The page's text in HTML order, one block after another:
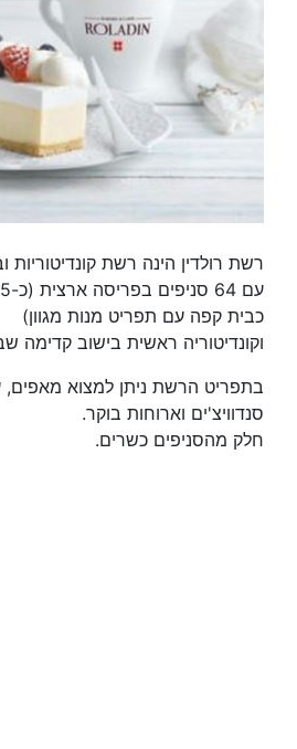
רשת רולדין הינה רשת
כבית קפה עם תפריט מנות מגוון)
וקונדיטוריה ראשית בישוב קדימה
בתפריט הרשת ניתן למצוא מאפים,
סנדוויצ'ים וארוחות בוקר.
חלק מהסניפים כשרים.